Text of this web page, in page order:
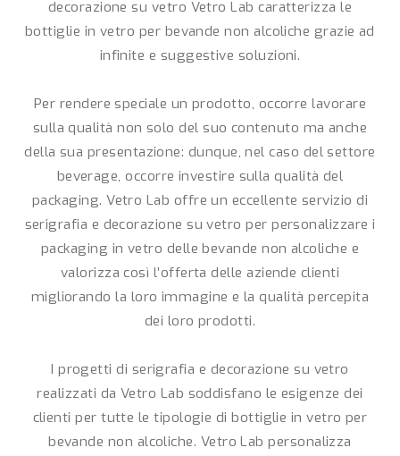
decorazione su vetro Vetro Lab caratterizza le
bottiglie in vetro per bevande non alcoliche grazie ad
infinite e suggestive soluzioni.
Per rendere speciale un prodotto, occorre lavorare
sulla qualità non solo del suo contenuto ma anche
della sua presentazione: dunque, nel caso del settore
beverage, occorre investire sulla qualità del
packaging. Vetro Lab offre un eccellente servizio di
serigrafia e decorazione su vetro per personalizzare i
packaging in vetro delle bevande non alcoliche e
valorizza così l’offerta delle aziende clienti
migliorando la loro immagine e la qualità percepita
dei loro prodotti.
I progetti di serigrafia e decorazione su vetro
realizzati da Vetro Lab soddisfano le esigenze dei
clienti per tutte le tipologie di bottiglie in vetro per
bevande non alcoliche. Vetro Lab personalizza